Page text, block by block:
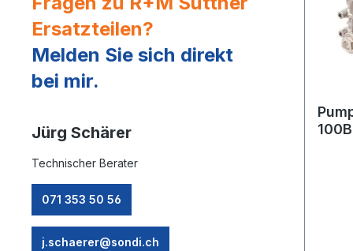
Ersatzteilen?
Melden Sie sich direkt
bei mir.
Jürg Schärer
Technischer Berater
071 353 50 56
j.schaerer@sondi.ch